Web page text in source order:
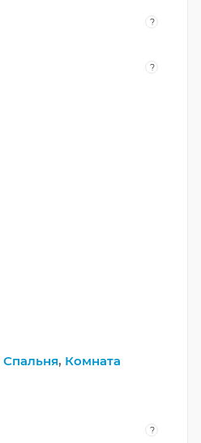
?
?
Спальня, Комната
?